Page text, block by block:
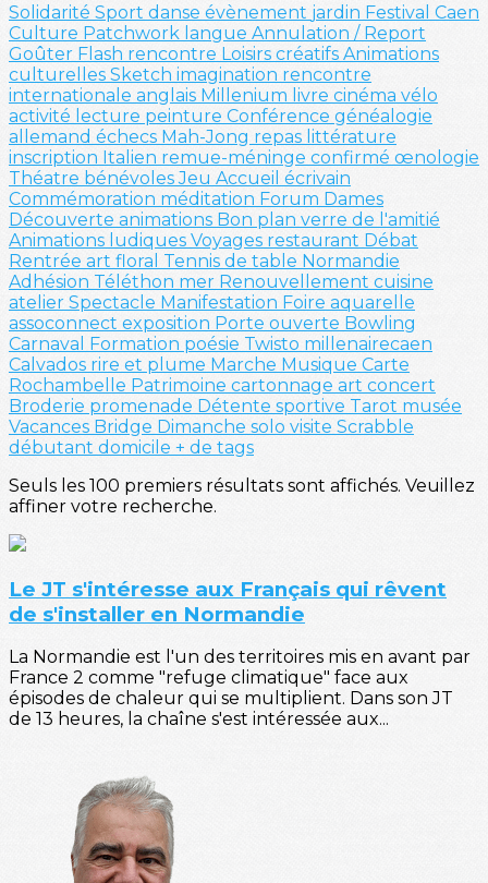
Solidarité Sport danse évènement jardin Festival Caen
Culture Patchwork langue Annulation / Report
Goûter Flash rencontre Loisirs créatifs Animations
culturelles Sketch imagination rencontre
internationale anglais Millenium livre cinéma vélo
activité lecture peinture Conférence généalogie
allemand échecs Mah-Jong repas littérature
inscription Italien remue-méninge confirmé œnologie
Théatre bénévolesJeu Accueil écrivain
Commémoration méditation Forum Dames
Découverte animations Bon plan verre de l'amitié
Animations ludiques Voyages restaurant Débat
Rentrée art floral Tennis de table Normandie
Adhésion Téléthon mer Renouvellement cuisine
atelier Spectacle Manifestation Foire aquarelle
assoconnect exposition Porte ouverte Bowling
Carnaval Formation poésie Twisto millenairecaen
Calvados rire et plume Marche Musique Carte
Rochambelle Patrimoine cartonnage art concert
Broderie promenade Détente sportive Tarot musée
Vacances Bridge Dimanche solo visite Scrabble
débutant domicile + de tags
Seuls les 100 premiers résultats sont affichés. Veuillez
affiner votre recherche.
Le JT s'intéresse aux Français qui rêvent
de s'installer en Normandie
La Normandie est l'un des territoires mis en avant par
France 2 comme "refuge climatique" face aux
épisodes de chaleur qui se multiplient. Dans son JT
de 13 heures, la chaîne s'est intéressée aux...